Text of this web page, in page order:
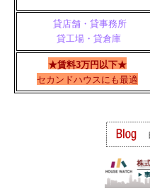
貸店舗・貸事務所
貸工場・貸倉庫
★賃料3万円以下★
セカンドハウスにも最適